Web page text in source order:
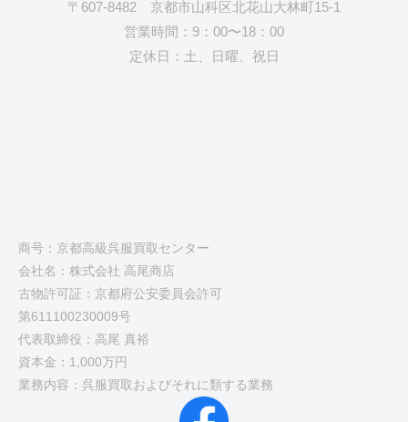
〒607-8482 京都市山科区北花山大林町15-1
営業時間：9：00〜18：00
定休日：土、日曜、祝日
商号：京都高級呉服買取センター
会社名：株式会社 高尾商店
古物許可証：京都府公安委員会許可
第611100230009号
代表取締役：高尾 真裕
資本金：1,000万円
業務内容：呉服買取およびそれに類する業務